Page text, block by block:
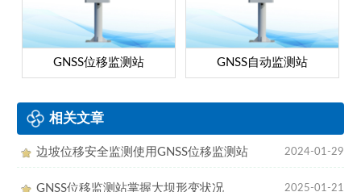
GNSS位移监测站 GNSS自动监测站
相关文章
边坡位移安全监测使用GNSS位移监测站 2024-01-29
GNSS位移监测站掌握大坝形变状况 2025-01-21